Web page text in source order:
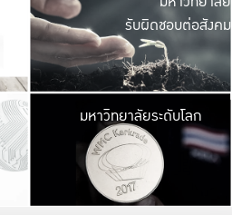
ค
เปิดประ
และพบเรื่องราวใ
รับผิดชอบต่อสังคม
มหาวิ
เปลี่ยนแปลง แล
เพื่อทำง
ระบบสารสนเทศ
มหาวิทยาลัยระดับโลก